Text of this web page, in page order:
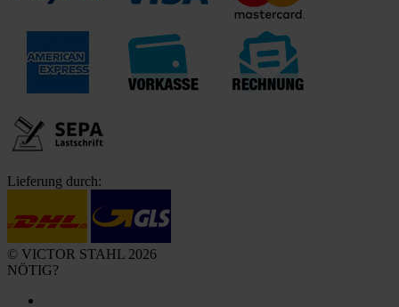
Lieferung durch:
© VICTOR STAHL 2026
NÖTIG?